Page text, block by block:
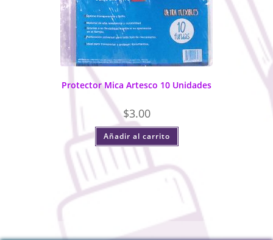
Protector Mica Artesco 10 Unidades
$3.00
Añadir al carrito